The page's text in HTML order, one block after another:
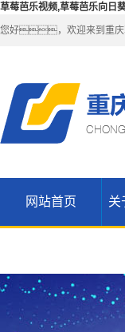
草莓芭乐视频,草莓芭乐向日
您好，欢迎来到重庆
网站首页 关